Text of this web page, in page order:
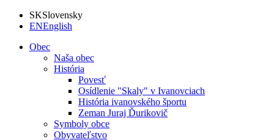
SKSlovensky
ENEnglish
Obec
Naša obec
História
Povesť
Osídlenie "Skaly" v Ivanovciach
História ivanovského športu
Zeman Juraj Ďurikovič
Symboly obce
Obyvateľstvo